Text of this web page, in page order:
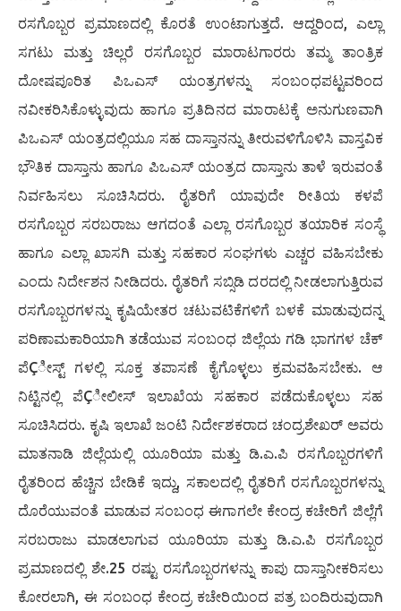
ರಸಗೊಬ್ಬರ ಪ್ರಮಾಣದಲ್ಲಿ ಕೊರತೆ ಉಂಟಾಗುತ್ತದೆ. ಆದ್ದರಿಂದ, ಎಲ್ಲಾ
ಸಗಟು ಮತ್ತು ಚಿಲ್ಲರೆ ರಸಗೊಬ್ಬರ ಮಾರಾಟಗಾರರು ತಮ್ಮ ತಾಂತ್ರಿಕ
ದೋಷಪೂರಿತ ಪಿಒಎಸ್ ಯಂತ್ರಗಳನ್ನು ಸಂಬಂಧಪಟ್ಟವರಿಂದ
ನವೀಕರಿಸಿಕೊಳ್ಳುವುದು ಹಾಗೂ ಪ್ರತಿದಿನದ ಮಾರಾಟಕ್ಕೆ ಅನುಗುಣವಾಗಿ
ಪಿಒಎಸ್ ಯಂತ್ರದಲ್ಲಿಯೂ ಸಹ ದಾಸ್ತಾನನ್ನು ತೀರುವಳಿಗೊಳಿಸಿ ವಾಸ್ತವಿಕ
ಭೌತಿಕ ದಾಸ್ತಾನು ಹಾಗೂ ಪಿಒಎಸ್ ಯಂತ್ರದ ದಾಸ್ತಾನು ತಾಳೆ ಇರುವಂತೆ
ನಿರ್ವಹಿಸಲು ಸೂಚಿಸಿದರು. ರೈತರಿಗೆ ಯಾವುದೇ ರೀತಿಯ ಕಳಪೆ
ರಸಗೊಬ್ಬರ ಸರಬರಾಜು ಆಗದಂತೆ ಎಲ್ಲಾ ರಸಗೊಬ್ಬರ ತಯಾರಿಕ ಸಂಸ್ಥೆ
ಹಾಗೂ ಎಲ್ಲಾ ಖಾಸಗಿ ಮತ್ತು ಸಹಕಾರ ಸಂಘಗಳು ಎಚ್ಚರ ವಹಿಸಬೇಕು
ಎಂದು ನಿರ್ದೇಶನ ನೀಡಿದರು. ರೈತರಿಗೆ ಸಬ್ಸಿಡಿ ದರದಲ್ಲಿ ನೀಡಲಾಗುತ್ತಿರುವ
ರಸಗೊಬ್ಬರಗಳನ್ನು ಕೃಷಿಯೇತರ ಚಟುವಟಿಕೆಗಳಿಗೆ ಬಳಕೆ ಮಾಡುವುದನ್ನ
ಪರಿಣಾಮಕಾರಿಯಾಗಿ ತಡೆಯುವ ಸಂಬಂಧ ಜಿಲ್ಲೆಯ ಗಡಿ ಭಾಗಗಳ ಚೆಕ್
ಪೆÇೀಸ್ಟ್ ಗಳಲ್ಲಿ ಸೂಕ್ತ ತಪಾಸಣೆ ಕೈಗೊಳ್ಳಲು ಕ್ರಮವಹಿಸಬೇಕು. ಆ
ನಿಟ್ಟಿನಲ್ಲಿ ಪೆÇೀಲೀಸ್ ಇಲಾಖೆಯ ಸಹಕಾರ ಪಡೆದುಕೊಳ್ಳಲು ಸಹ
ಸೂಚಿಸಿದರು. ಕೃಷಿ ಇಲಾಖೆ ಜಂಟಿ ನಿರ್ದೇಶಕರಾದ ಚಂದ್ರಶೇಖರ್ ಅವರು
ಮಾತನಾಡಿ ಜಿಲ್ಲೆಯಲ್ಲಿ ಯೂರಿಯಾ ಮತ್ತು ಡಿ.ಎ.ಪಿ ರಸಗೊಬ್ಬರಗಳಿಗೆ
ರೈತರಿಂದ ಹೆಚ್ಚಿನ ಬೇಡಿಕೆ ಇದ್ದು, ಸಕಾಲದಲ್ಲಿ ರೈತರಿಗೆ ರಸಗೊಬ್ಬರಗಳನ್ನು
ದೊರೆಯುವಂತೆ ಮಾಡುವ ಸಂಬಂಧ ಈಗಾಗಲೇ ಕೇಂದ್ರ ಕಚೇರಿಗೆ ಜಿಲ್ಲೆಗೆ
ಸರಬರಾಜು ಮಾಡಲಾಗುವ ಯೂರಿಯಾ ಮತ್ತು ಡಿ.ಎ.ಪಿ ರಸಗೊಬ್ಬರ
ಪ್ರಮಾಣದಲ್ಲಿ ಶೇ.25 ರಷ್ಟು ರಸಗೊಬ್ಬರಗಳನ್ನು ಕಾಪು ದಾಸ್ತಾನೀಕರಿಸಲು
ಕೋರಲಾಗಿ, ಈ ಸಂಬಂಧ ಕೇಂದ್ರ ಕಚೇರಿಯಿಂದ ಪತ್ರ ಬಂದಿರುವುದಾಗಿ